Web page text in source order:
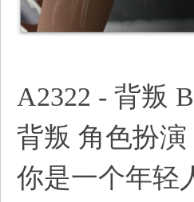
A2322 - 背叛
背叛 角色扮
你是一个年轻